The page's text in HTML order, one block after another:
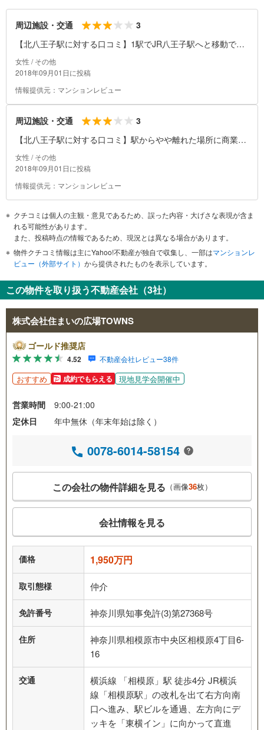
周辺施設・交通
3
【北八王子駅に対する口コミ】1駅でJR八王子駅へと移動でき
ますから、八王子駅を中心にいろいろな場所へ足を運ぶことが
可能です。京王線にも乗り換えられます。近くには高倉公園が
便局も近いです。
女性 / その他
2018年09月01日に投稿
情報提供元：マンションレビュー
周辺施設・交通
3
【北八王子駅に対する口コミ】駅からやや離れた場所に商業施
設がありますので、その点は少し不便です。
女性 / その他
2018年09月01日に投稿
情報提供元：マンションレビュー
クチコミは個人の主観・意見であるため、誤った内容・大げさな表現が含ま
れる可能性があります。
また、投稿時点の情報であるため、現況とは異なる場合があります。
物件クチコミ情報は主にYahoo!不動産が独自で収集し、一部はマンションレ
ビュー（外部サイト） から提供されたものを表示しています。
この物件を取り扱う不動産会社（3社）
株式会社住まいの広場TOWNS
ゴールド推奨店
4.52 不動産会社レビュー38件
おすすめ 成約でもらえる 現地見学会開催中
営業時間
9:00-21:00
定休日
年中無休（年末年始は除く）
0078-6014-58154
この会社の物件詳細を見る （画像36枚）
会社情報を見る
価格 1,950万円
取引態様 仲介
免許番号 神奈川県知事免許(3)第27368号
住所
神奈川県相模原市中央区相模原4丁目6-
16
交通
横浜線 「相模原」駅 徒歩4分 JR横浜
線「相模原駅」の改札を出て右方向南
口へ進み、駅ビルを通過、左方向にデ
ッキを「東横イン」に向かって直進